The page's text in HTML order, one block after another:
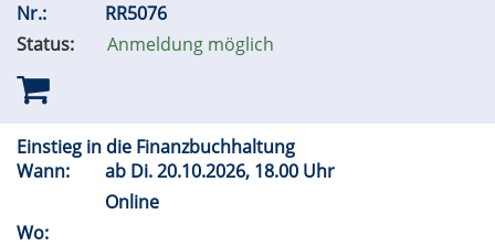
Nr.:
RR5076
Status:
Anmeldung möglich
Einstieg in die Finanzbuchhaltung
Wann:
ab Di.20.10.2026, 18.00 Uhr
Online
Wo: